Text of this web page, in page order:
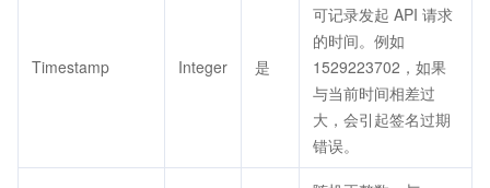
Timestamp Integer 是
可记录发起 API 请求
的时间。例如
1529223702，如果
与当前时间相差过
大，会引起签名过期
错误。